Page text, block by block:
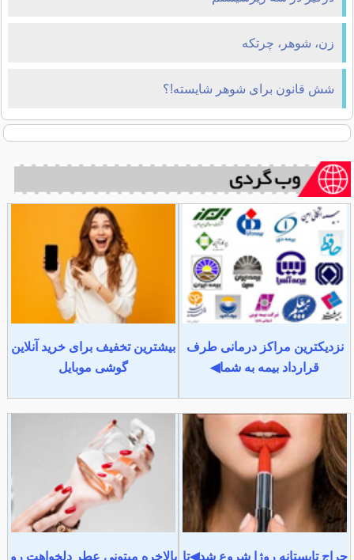
زن، شوهر، چرتکه
شش قانون برای شوهر شایسته!؟
نزدیکترین مراکز درمانی طرف
قرارداد بیمه به شما◀
بیشترین تخفیف برای خرید آنلاین
گوشی موبایل
حراج تابستانه روژا شروع شد◀تا بالاخره میتونی عطر دلخواهت رو